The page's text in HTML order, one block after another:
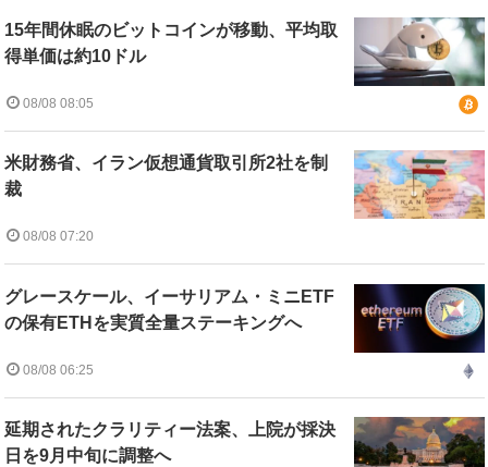
15年間休眠のビットコインが移動、平均取
得単価は約10ドル
08/08 08:05
米財務省、イラン仮想通貨取引所2社を制
裁
08/08 07:20
グレースケール、イーサリアム・ミニETF
の保有ETHを実質全量ステーキングへ
08/08 06:25
延期されたクラリティー法案、上院が採決
日を9月中旬に調整へ